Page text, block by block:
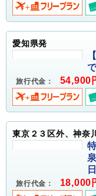
愛知県発
旅行代金： 54,900
東京２３区外、神奈
旅行代金： 18,000